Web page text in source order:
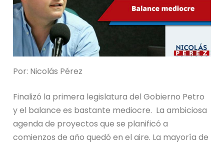
Por: Nicolás Pérez
Finalizó la primera legislatura del Gobierno Petro
y el balance es bastante mediocre. La ambiciosa
agenda de proyectos que se planificó a
comienzos de año quedó en el aire. La mayoría de